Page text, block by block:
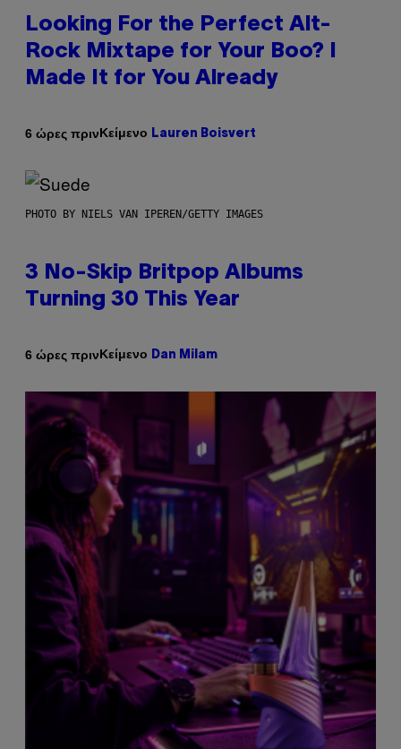
Looking For the Perfect Alt-
Rock Mixtape for Your Boo? I
Made It for You Already
6 ώρες πρινΚείμενο Lauren Boisvert
PHOTO BY NIELS VAN IPEREN/GETTY IMAGES
3 No-Skip Britpop Albums
Turning 30 This Year
6 ώρες πρινΚείμενο Dan Milam